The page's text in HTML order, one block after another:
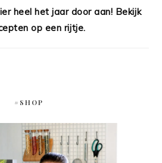
heel het jaar door aan! Bekijk
op een rijtje.
#SHOP